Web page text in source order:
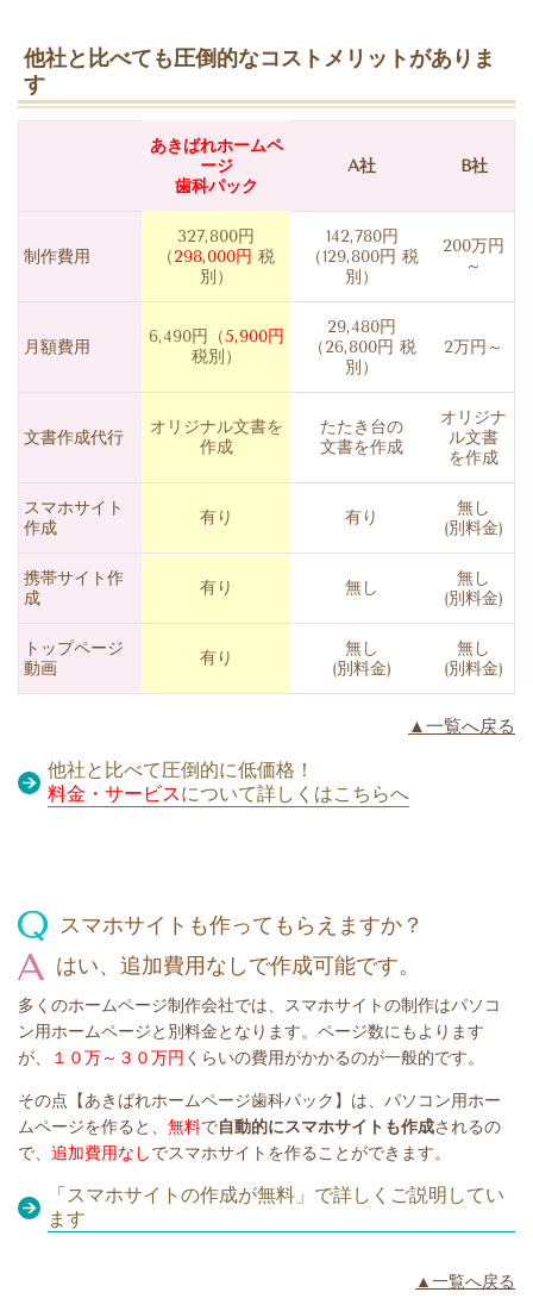
他社と比べても圧倒的なコストメリットがありま
す
あきばれホームペ
ージ
歯科パック
A社 B社
制作費用
327,800円
（298,000円 税
別）
142,780円
（129,800円 税
別）
200万円
～
月額費用
6,490円（5,900円
税別）
29,480円
（26,800円 税
別）
2万円～
文書作成代行
オリジナル文書を
作成
たたき台の
文書を作成
オリジナ
ル文書
を作成
スマホサイト
作成
有り 有り
無し
(別料金)
携帯サイト作
成
有り 無し
無し
(別料金)
トップページ
動画
有り
無し
(別料金)
無し
(別料金)
▲一覧へ戻る
他社と比べて圧倒的に低価格！
料金・サービスについて詳しくはこちらへ
スマホサイトも作ってもらえますか？
はい、追加費用なしで作成可能です。
多くのホームページ制作会社では、スマホサイトの制作はパソコ
ン用ホームページと別料金となります。ページ数にもよります
が、
１０万～３０万円 くらいの費用がかかるのが一般的です。
その点【あきばれホームページ歯科パック】は、パソコン用ホー
ムページを作ると、 無料で自動的にスマホサイトも作成されるの
で、 追加費用なしでスマホサイトを作ることができます。
「スマホサイトの作成が無料」で詳しくご説明してい
ます
▲一覧へ戻る